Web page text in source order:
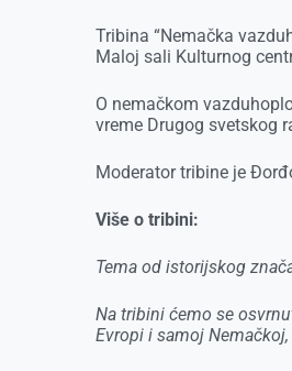
Tribina “Nemačka
Maloj sali Kulturnog
O nemačkom
vreme Drugog svetskog
Moderator tribine je
Više o tribini:
Tema od istorijskog
Na tribini ćemo se
Evropi i samoj